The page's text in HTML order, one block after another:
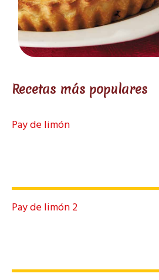
Recetas más populares
Pay de limón
Pay de limón 2